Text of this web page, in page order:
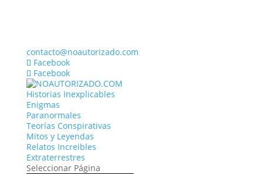
contacto@noautorizado.com
Facebook
Facebook
Historias Inexplicables
Enigmas
Paranormales
Teorías Conspirativas
Mitos y Leyendas
Relatos Increibles
Extraterrestres
Seleccionar Página